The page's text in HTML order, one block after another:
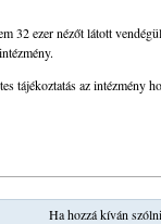
32 ezer nézőt látott
tájékoztatás az intézmény
Ha hozzá kíván